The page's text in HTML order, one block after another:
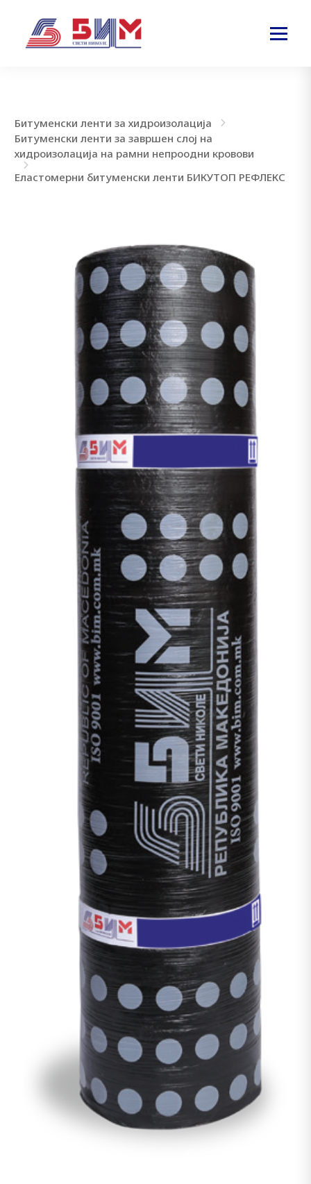
Битуменски ленти за хидроизолација
Битуменски ленти за завршен слој на
хидроизолација на рамни непроодни кровови
Еластомерни битуменски ленти БИКУТОП РЕФЛЕКС